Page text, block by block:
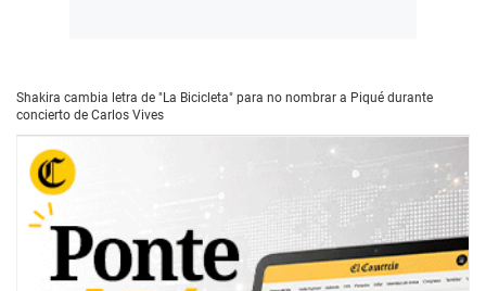
Shakira cambia letra de "La Bicicleta" para no nombrar a Piqué durante
concierto de Carlos Vives